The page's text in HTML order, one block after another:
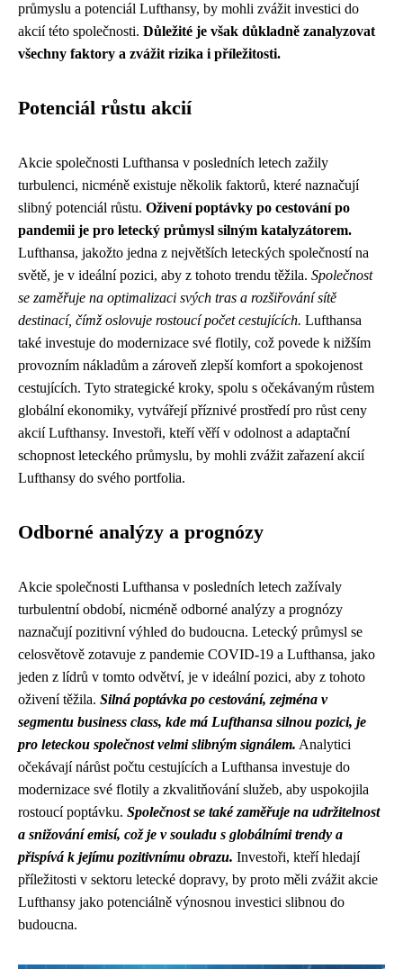
průmyslu a potenciál Lufthansy, by mohli zvážit investici do
akcií této společnosti. Důležité je však důkladně zanalyzovat
všechny faktory a zvážit rizika i příležitosti.
Potenciál růstu akcií
Akcie společnosti Lufthansa v posledních letech zažily
turbulenci, nicméně existuje několik faktorů, které naznačují
slibný potenciál růstu. Oživení poptávky po cestování po
pandemii je pro letecký průmysl silným katalyzátorem.
Lufthansa, jakožto jedna z největších leteckých společností na
světě, je v ideální pozici, aby z tohoto trendu těžila. Společnost
se zaměřuje na optimalizaci svých tras a rozšiřování sítě
destinací, čímž oslovuje rostoucí počet cestujících. Lufthansa
také investuje do modernizace své flotily, což povede k nižším
provozním nákladům a zároveň zlepší komfort a spokojenost
cestujících. Tyto strategické kroky, spolu s očekávaným růstem
globální ekonomiky, vytvářejí příznivé prostředí pro růst ceny
akcií Lufthansy. Investoři, kteří věří v odolnost a adaptační
schopnost leteckého průmyslu, by mohli zvážit zařazení akcií
Lufthansy do svého portfolia.
Odborné analýzy a prognózy
Akcie společnosti Lufthansa v posledních letech zažívaly
turbulentní období, nicméně odborné analýzy a prognózy
naznačují pozitivní výhled do budoucna. Letecký průmysl se
celosvětově zotavuje z pandemie COVID-19 a Lufthansa, jako
jeden z lídrů v tomto odvětví, je v ideální pozici, aby z tohoto
oživení těžila. Silná poptávka po cestování, zejména v
segmentu business class, kde má Lufthansa silnou pozici, je
pro leteckou společnost velmi slibným signálem. Analytici
očekávají nárůst počtu cestujících a Lufthansa investuje do
modernizace své flotily a zkvalitňování služeb, aby uspokojila
rostoucí poptávku. Společnost se také zaměřuje na udržitelnost
a snižování emisí, což je v souladu s globálními trendy a
přispívá k jejímu pozitivnímu obrazu. Investoři, kteří hledají
příležitosti v sektoru letecké dopravy, by proto měli zvážit akcie
Lufthansy jako potenciálně výnosnou investici slibnou do
budoucna.